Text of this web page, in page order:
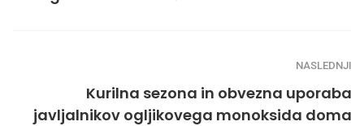
NASLEDNJI
Kurilna sezona in obvezna uporaba
javljalnikov ogljikovega monoksida doma